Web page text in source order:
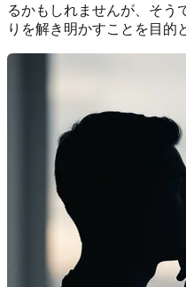
るかもしれませんが、そう
りを解き明かすことを目的